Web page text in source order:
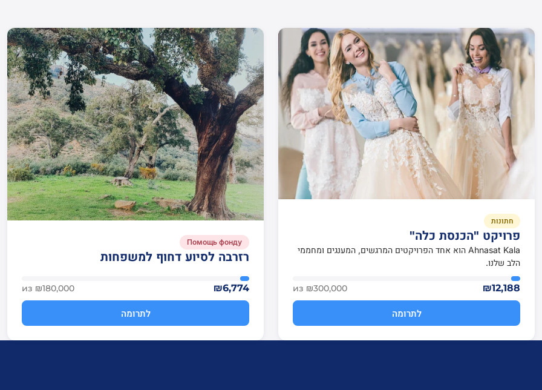
חתונות
פרויקט "הכנסת כלה"
Ahnasat Kala הוא אחד הפרויקטים המרגשים, המענגים ומחממי
הלב שלנו.
₪12,188
из ₪300,000
לתרומה
Помощь фонду
רזרבה לסיוע דחוף למשפחות
₪6,774
из ₪180,000
לתרומה